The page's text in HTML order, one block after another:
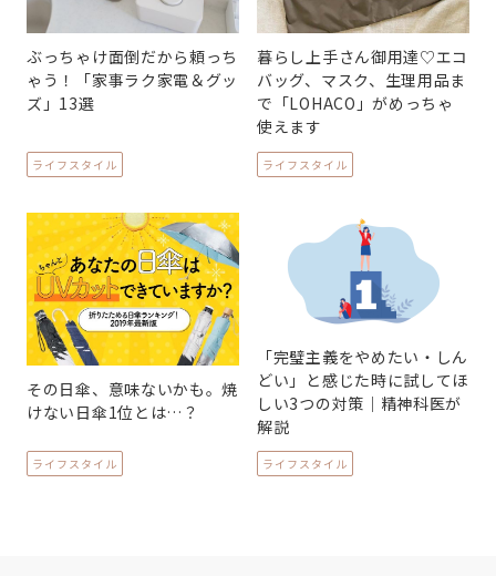
ぶっちゃけ面倒だから頼っち
ゃう！「家事ラク家電＆グッ
ズ」13選
ライフスタイル
暮らし上手さん御用達♡エコ
バッグ、マスク、生理用品ま
で「LOHACO」がめっちゃ
使えます
ライフスタイル
その日傘、意味ないかも。焼
けない日傘1位とは…？
ライフスタイル
「完璧主義をやめたい・しん
どい」と感じた時に試してほ
しい3つの対策｜精神科医が
解説
ライフスタイル